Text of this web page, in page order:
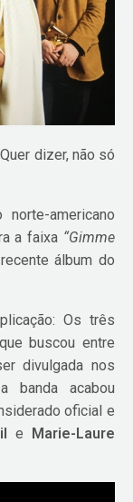
dizer, não só
americano
a faixa “Gimme
álbum do
Os três
buscou entre
divulgada nos
banda acabou
oficial e
e Marie-Laure